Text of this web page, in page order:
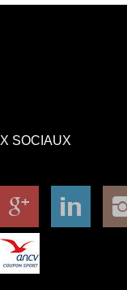
SOCIAUX